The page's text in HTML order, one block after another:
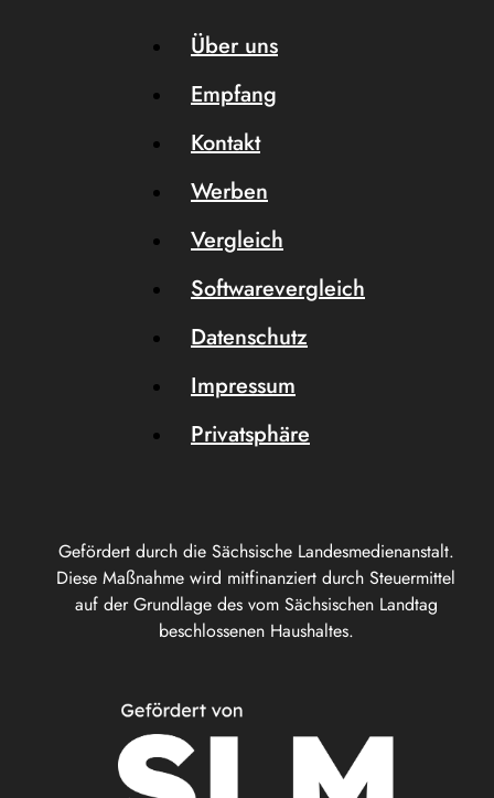
Gefördert durch die Sächsische Landesmedienanstalt.
Diese Maßnahme wird mitfinanziert durch Steuermittel
auf der Grundlage des vom Sächsischen Landtag
beschlossenen Haushaltes.
Über uns
Empfang
Kontakt
Werben
Vergleich
Softwarevergleich
Datenschutz
Impressum
Privatsphäre